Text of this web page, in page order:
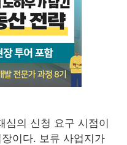
심의 신청 요구 시점이
이다. 보류 사업지가